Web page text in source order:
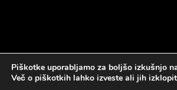
Piškotke uporabljamo za boljšo izkušnjo
Več o piškotkih lahko izveste ali jih